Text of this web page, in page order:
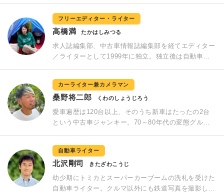
「撮る書く編む株式会社」を主催。個人ではライター
／フォトグラファー／エディターとして、取材や試乗
を精力的にこなし、いくつかの自動車メディアへの寄
稿も行っている。その試乗車種は年に100車種以上に
及ぶ。鉄道、航空機、船舶など乗り物全般、交通にも
フリーエディター・ライター
高橋満 たかはしみつる
求人誌編集部、中古車情報誌編集部を経てエディター
／ライターとして1999年に独立。独立後は自動車の
ているのは人物インタビュー。著名人から一般の方ま
で、心の中に深く潜り込んでその人自身も気づいてい
なかった本音を引き出すことを心がけている。愛車は
フィアット500C by DIESELとスズキ「ジムニー」
カーライター兼カメラマン
桑野将二郎 くわのしょうじろう
愛車遍歴は120台以上、そのうち新車はたったの2台
という中古車ジャンキー。70～80年代の変態グルマ
ェを大阪に構えつつ、自動車雑誌のライター兼カメラ
マンとして関西を中心に活動する、永遠の少年的中年
男子。
自動車ライター
北沢剛司 きたざわこうじ
幼少期にトミカとスーパーカーブームの洗礼を受けた
自動車ライター。クルマ以外にも鉄道写真を撮影した